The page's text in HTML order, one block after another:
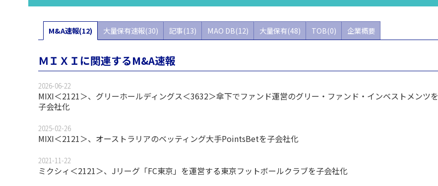
M&A速報(12) 大量保有速報(30) 記事(13) MAO DB(12) 大量保有(48) TOB(0) 企業概要
ＭＩＸＩに関連するM&A速報
2026-06-22
MIXI＜2121＞、グリーホールディングス＜3632＞傘下でファンド運営のグリー・ファンド・インベストメンツを
子会社化
2025-02-26
MIXI＜2121＞、オーストラリアのベッティング大手PointsBetを子会社化
2021-11-22
ミクシィ＜2121＞、Jリーグ「FC東京」を運営する東京フットボールクラブを子会社化